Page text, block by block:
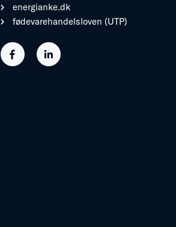
energianke.dk
fødevarehandelsloven (UTP)